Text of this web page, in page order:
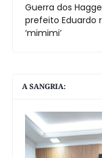
Guerra dos
prefeito Eduardo
‘mimimi’
A SANGRIA: